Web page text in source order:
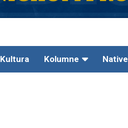
Kultura Kolumne Native